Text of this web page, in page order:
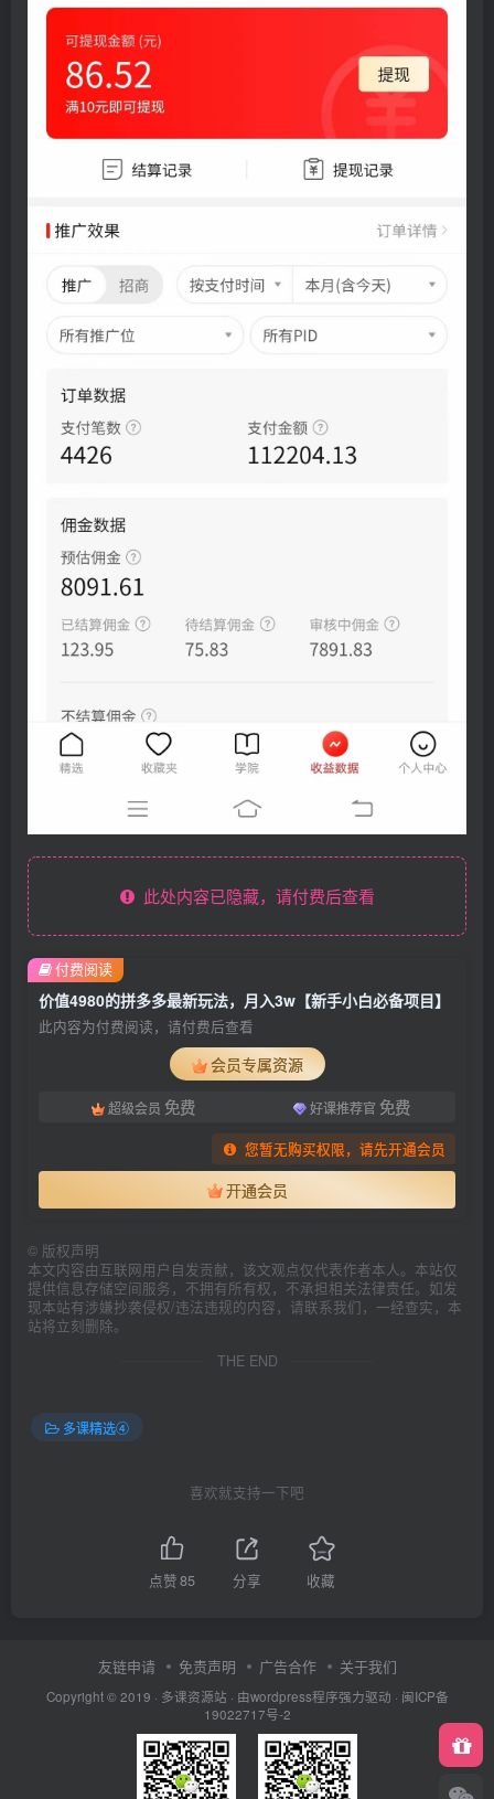
此处内容已隐藏，请付费后查看
价值4980的拼多多最新玩法，月入3w【新手小白必备项目】
此内容为付费阅读，请付费后查看
会员专属资源
超级会员 免费 好课推荐官 免费
您暂无购买权限，请先开通会员
开通会员
付费阅读
© 版权声明
本文内容由互联网用户自发贡献，该文观点仅代表作者本人。本站仅
提供信息存储空间服务，不拥有所有权，不承担相关法律责任。如发
现本站有涉嫌抄袭侵权/违法违规的内容，请联系我们，一经查实，本
站将立刻删除。
THE END
多课精选④
喜欢就支持一下吧
点赞85 分享 收藏
友链申请 免责声明 广告合作 关于我们
Copyright © 2019 · 多课资源站 · 由wordpress程序强力驱动 · 闽ICP备
19022717号-2